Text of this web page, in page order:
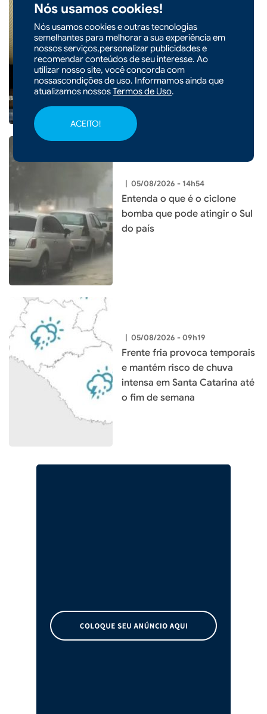
Nós usamos cookies!
Nós usamos cookies e outras tecnologias
semelhantes para melhorar a sua experiência em
nossos serviços,personalizar publicidades e
recomendar conteúdos de seu interesse. Ao
utilizar nosso site, você concorda com
nossascondições de uso. Informamos ainda que
atualizamos nossosTermos de Uso.
ACEITO!
CIDADES 06/08/2026 - 09h20
Em nova redução, Copom
baixa taxa Selic para 14% ao
ano
| 05/08/2026 - 14h54
Entenda o que é o ciclone
bomba que pode atingir o Sul
do país
| 05/08/2026 - 09h19
Frente fria provoca temporais
e mantém risco de chuva
intensa em Santa Catarina até
o fim de semana